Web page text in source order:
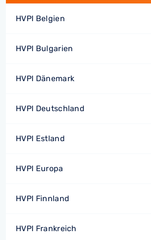
HVPI Belgien
HVPI Bulgarien
HVPI Dänemark
HVPI Deutschland
HVPI Estland
HVPI Europa
HVPI Finnland
HVPI Frankreich